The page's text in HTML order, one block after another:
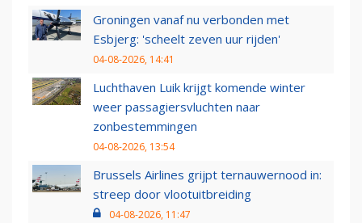
Groningen vanaf nu verbonden met
Esbjerg: 'scheelt zeven uur rijden'
04-08-2026, 14:41
Luchthaven Luik krijgt komende winter
weer passagiersvluchten naar
zonbestemmingen
04-08-2026, 13:54
Brussels Airlines grijpt ternauwernood in:
streep door vlootuitbreiding
04-08-2026, 11:47